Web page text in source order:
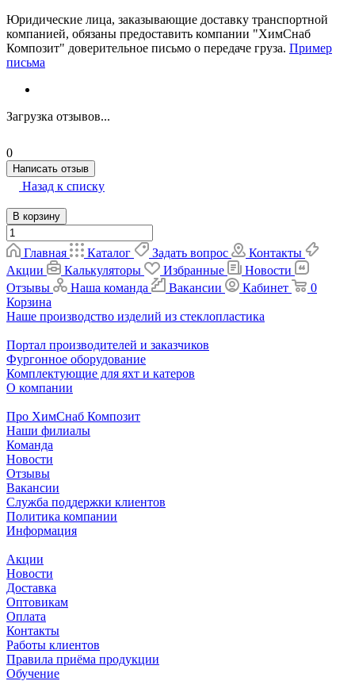
Юридические лица, заказывающие доставку транспортной
компанией, обязаны предоставить компании "ХимСнаб
Композит" доверительное письмо о передаче груза. Пример
письма
Загрузка отзывов...
0
Написать отзыв
Назад к списку
В корзину
Главная Каталог Задать вопрос
Контакты
Акции
Калькуляторы Избранные
Новости
Отзывы
Наша команда Вакансии Кабинет
0
Корзина
Наше производство изделий из стеклопластика
Портал производителей и заказчиков
Фургонное оборудование
Комплектующие для яхт и катеров
О компании
Про ХимСнаб Композит
Наши филиалы
Команда
Новости
Отзывы
Вакансии
Служба поддержки клиентов
Политика компании
Информация
Акции
Новости
Доставка
Оптовикам
Оплата
Контакты
Работы клиентов
Правила приёма продукции
Обучение